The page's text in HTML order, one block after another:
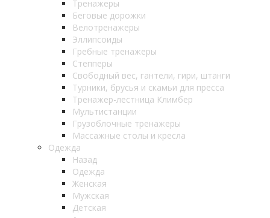
Тренажеры
Беговые дорожки
Велотренажеры
Эллипсоиды
Гребные тренажеры
Степперы
Свободный вес, гантели, гири, штанги
Турники, брусья и скамьи для пресса
Тренажер-лестница Климбер
Мультистанции
Грузоблочные тренажеры
Массажные столы и кресла
Одежда
Назад
Одежда
Женская
Мужская
Детская